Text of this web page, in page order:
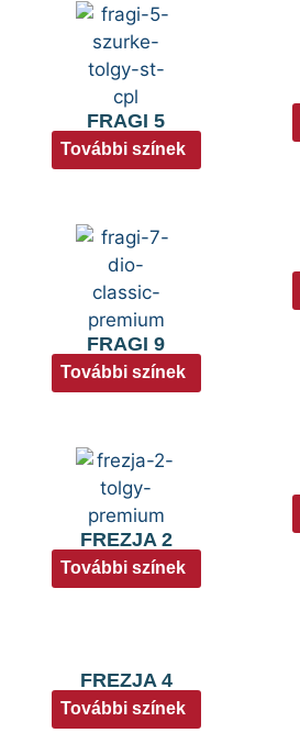
FRAGI 5
További színek
FRAGI 9
További színek
FREZJA 2
További színek
FREZJA 4
További színek